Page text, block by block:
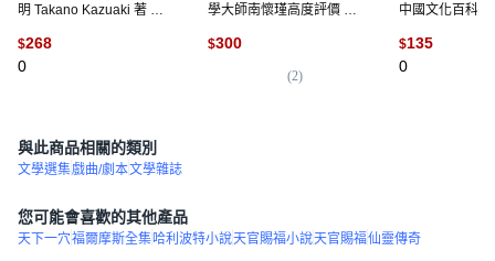
明 Takano Kazuaki 著 李
2024-04-25出版
$268
0
學大師南懷瑾高度評價 老
化, 馮戈
$300
(2)
中國文化百科
$135
0
與此商品相關的類別
文學選集戲曲/劇本文學雜誌
您可能會喜歡的其他產品
天下一穴福爾摩斯全集哈利波特小說天官賜福小說天官賜福仙靈傳奇